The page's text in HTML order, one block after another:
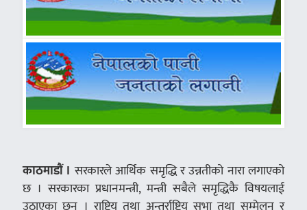
काठमाडौं । सरकारले आर्थिक समृद्धि र उन्नतीको नारा लगाएको
छ । सरकारका प्रधानमन्त्री, मन्त्री सबैले समृद्धिकै विषयलाई